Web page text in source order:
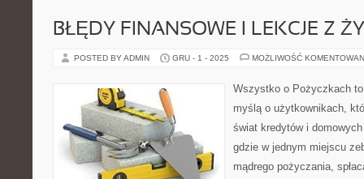
BŁĘDY FINANSOWE I LEKCJE Z
POSTED BY ADMIN GRU - 1 - 2025 MOŻLIWOŚĆ
Wszystko o Pożyczkach
myślą o użytkownikach,
świat kredytów i
gdzie w jednym miejscu
mądrego pożyczania,